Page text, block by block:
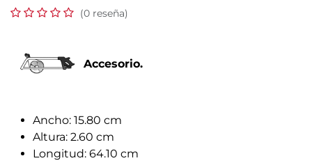
(0 reseña)
Accesorio.
Ancho: 15.80 cm
Altura: 2.60 cm
Longitud: 64.10 cm